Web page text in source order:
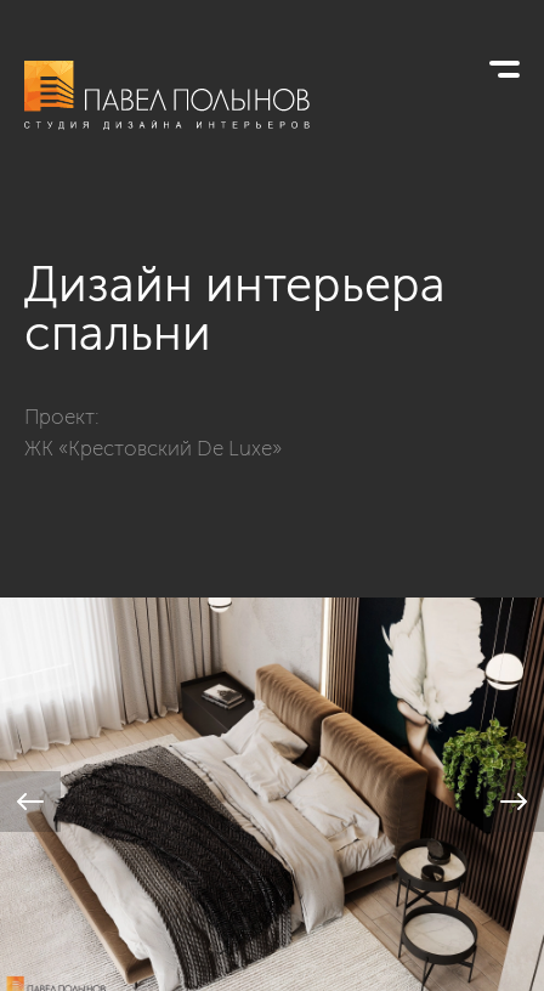
Дизайн интерьера
спальни
Проект:
ЖК «Крестовский De Luxe»